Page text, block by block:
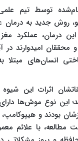
توسط تیم
روش جدید به درمان
درمان، عملکرد
امیدوارند در
انسان‌های مبتلا به
اثرات این
این نوع موش‌ها
بودند و
با علائم